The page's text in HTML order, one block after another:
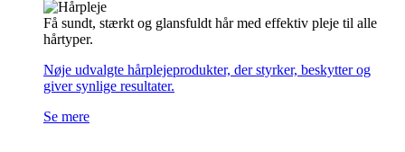
Få sundt, stærkt og glansfuldt hår med effektiv pleje til alle
hårtyper.
Nøje udvalgte hårplejeprodukter, der styrker, beskytter og
giver synlige resultater.
Se mere